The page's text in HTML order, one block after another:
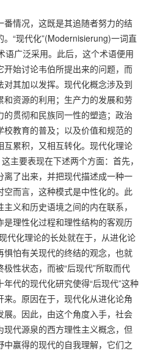
情况，这既是其追随者努力的结
“现代化”(Modernisierung)一词直
语广泛采用。此后，这个术语便用
始讨论韦伯所提出来的问题，而
对其加以发挥。现代化概念涉及到
资源的利用；生产力的发展和劳
贯彻和民族同一性的塑造；政治
教育的普及；以及价值和规范的
累积，又相互转化。现代化理论
主要表现在下述两个方面：首先，
了出来，并把现代描述成一种一
而言，这种模式是中性化的。此
义和历史语境之间的内在联系，
理性化过程和理性结构的客观历
代化理论的长处就在于，从进化论
怕有关现代的终结的观念，也就
性状态，而被“后现代”所取而代
代的现代化研究使得“后现代”这种
。原因在于，现代化从进化论角
。因此，由这个角度入手，社会
代源泉的西方理性主义概念，但
赢得的现代的自我理解，它们之